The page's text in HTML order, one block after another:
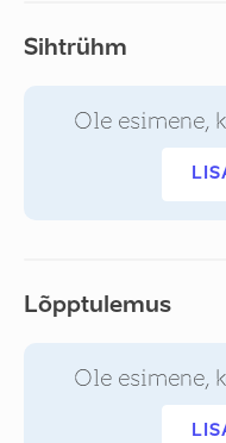
Sihtrühm
Ole esimene,
Lõpptulemus
Ole esimene,